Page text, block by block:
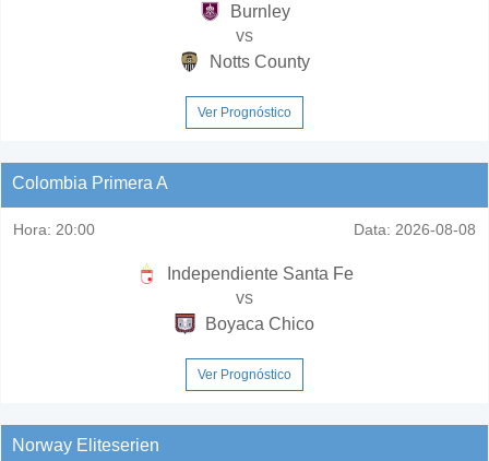
Burnley
vs
Notts County
Ver Prognóstico
Colombia Primera A
Hora: 20:00 Data: 2026-08-08
Independiente Santa Fe
vs
Boyaca Chico
Ver Prognóstico
Norway Eliteserien